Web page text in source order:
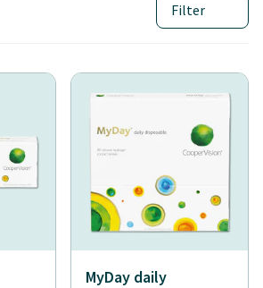
Filter
MyDay daily